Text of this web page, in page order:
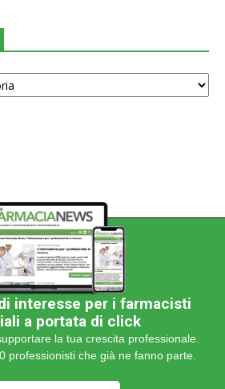
interesse per i farmacisti
a portata di click
la tua crescita professionale.
professionisti che già ne fanno parte.